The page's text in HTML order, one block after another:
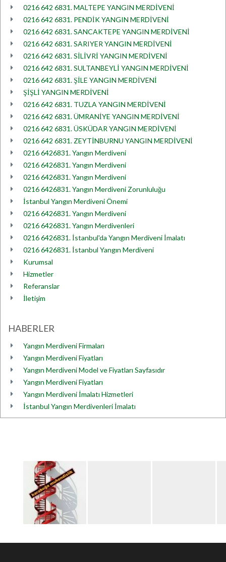
0216 642 6831. MALTEPE YANGIN MERDİVENİ
0216 642 6831. PENDİK YANGIN MERDİVENİ
0216 642 6831. SANCAKTEPE YANGIN MERDİVENİ
0216 642 6831. SARIYER YANGIN MERDİVENİ
0216 642 6831. SİLİVRİ YANGIN MERDİVENİ
0216 642 6831. SULTANBEYLİ YANGIN MERDİVENİ
0216 642 6831. ŞİLE YANGIN MERDİVENİ
ŞİŞLİ YANGIN MERDİVENİ
0216 642 6831. TUZLA YANGIN MERDİVENİ
0216 642 6831. ÜMRANİYE YANGIN MERDİVENİ
0216 642 6831. ÜSKÜDAR YANGIN MERDİVENİ
0216 642 6831. ZEYTİNBURNU YANGIN MERDİVENİ
0216 6426831. Yangın Merdiveni
0216 6426831. Yangın Merdiveni
0216 6426831. Yangın Merdiveni
0216 6426831. Yangın Merdiveni Zorunluluğu
İstanbul Yangın Merdiveni Önemi
0216 6426831. Yangın Merdiveni
0216 6426831. Yangın Merdivenleri
0216 6426831. İstanbul'da Yangın Merdiveni İmalatı
0216 6426831. İstanbul Yangın Merdiveni
Kurumsal
Hizmetler
Referanslar
İletişim
HABERLER
Yangın Merdiveni Firmaları
Yangın Merdiveni Fiyatları
Yangın Merdiveni Model ve Fiyatları Sayfasıdır
Yangın Merdiveni Fiyatları
Yangın Merdiveni İmalatı Hizmetleri
İstanbul Yangın Merdivenleri İmalatı